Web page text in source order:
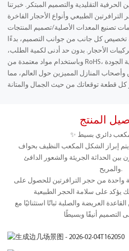
التقليدية والتصميم المبتكر. خبرتنا
الطبيعي وأنواع الأحجار الفاخرة
تصنيع المعدات الأصلية/تصميم المنتجات
تخصيص كل جانب من جوانب التصميم، بدءًا
الأحجار. بدون حد أدنى لكمية الطلب،
وباستخدام مواد معتمدة من RoHS، نوفر حلولًا مرنة وعالية الجودة
المنازل المميزين حول العالم، مما
المنتج
مكعب دائري بسيط
إبراز الشكل المكعب النظيف بحواف
الحداثة الجريئة والشعور الدافئ
والمريح.
واحدة من حجر الترافرتين للحصول على
العريضة والصلبة ثباتًا استثنائيًا مع